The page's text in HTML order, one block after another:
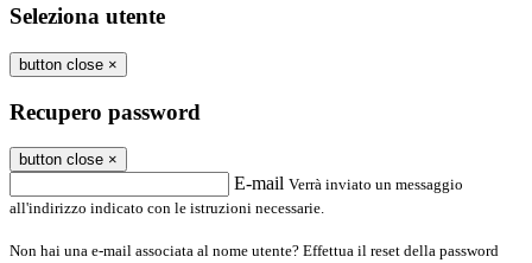
Seleziona utente
button close ×
Recupero password
button close ×
E-mail Verrà inviato un messaggio
all'indirizzo indicato con le istruzioni necessarie.
Non hai una e-mail associata al nome utente? Effettua il reset della password